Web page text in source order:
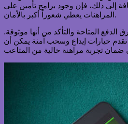
إلى ذلك، فإن وجود برامج تأمين على
المراهنات يعطي شعوراً أكبر بالأمان.
المتاحة والتأكد من أنها موثوقة.
خيارات إيداع وسحب آمنة يمكن أن